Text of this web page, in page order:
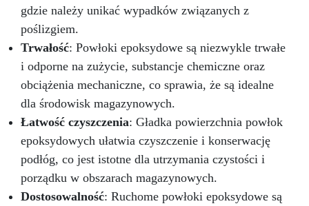
gdzie należy unikać wypadków związanych z
poślizgiem.
Trwałość: Powłoki epoksydowe są niezwykle trwałe
i odporne na zużycie, substancje chemiczne oraz
obciążenia mechaniczne, co sprawia, że są idealne
dla środowisk magazynowych.
Łatwość czyszczenia: Gładka powierzchnia powłok
epoksydowych ułatwia czyszczenie i konserwację
podłóg, co jest istotne dla utrzymania czystości i
porządku w obszarach magazynowych.
Dostosowalność: Ruchome powłoki epoksydowe są